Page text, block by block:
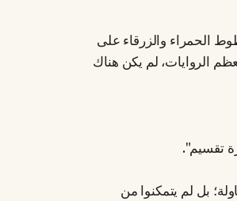
الحمراء والزرقاء على
الروايات، لم يكن هناك
تقسيم".
بل لم يتمكنوا من